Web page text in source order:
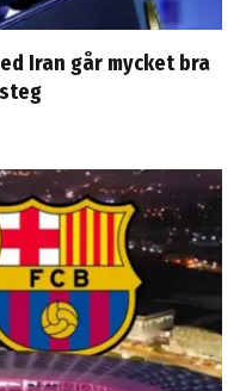
Iran går mycket bra